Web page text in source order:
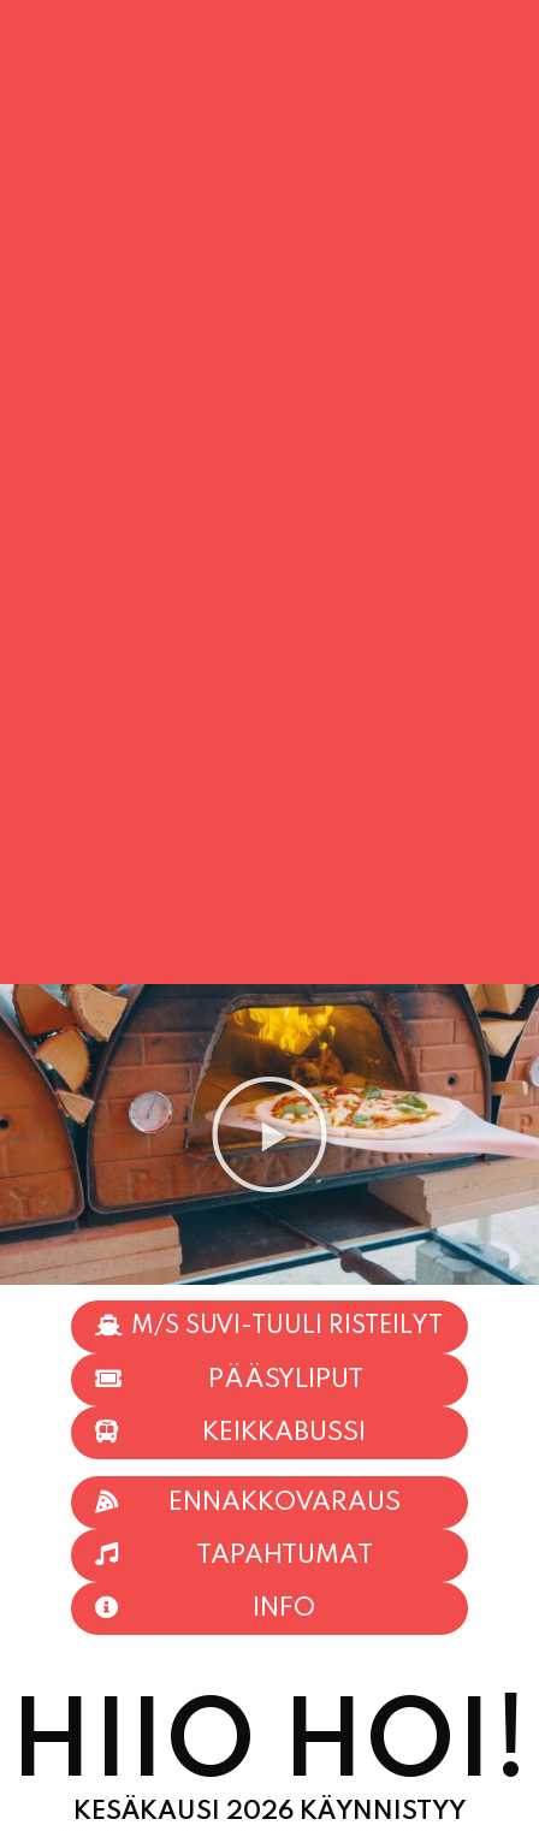
M/S SUVI-TUULI RISTEILYT
PÄÄSYLIPUT
KEIKKABUSSI
ENNAKKOVARAUS
TAPAHTUMAT
INFO
HIIO HOI!
KESÄKAUSI 2026 KÄYNNISTYY